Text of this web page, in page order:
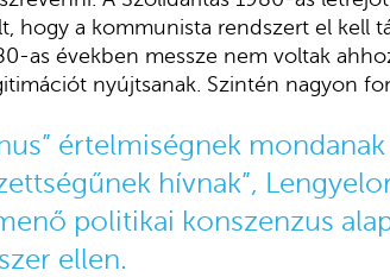
hogy a kommunista rendszert el kell
as években messze nem voltak
nyújtsanak. Szintén nagyon
értelmiségnek
hívnak”,
politikai konszenzus
ellen.